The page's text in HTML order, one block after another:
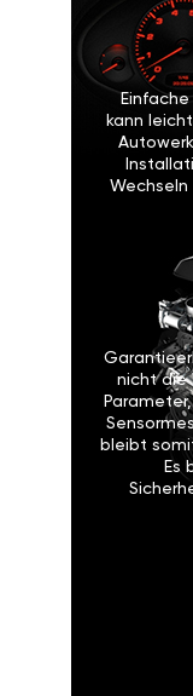
kann
Wechseln
nicht die
bleibt
Es